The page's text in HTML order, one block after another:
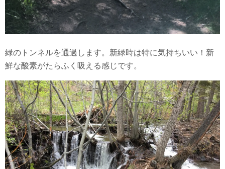
緑のトンネルを通過します。新緑時は特に気持ちいい！新
鮮な酸素がたらふく吸える感じです。